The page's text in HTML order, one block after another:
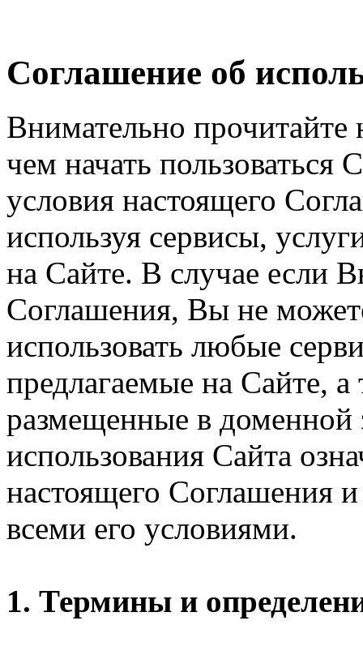
Соглашение об
Внимательно
чем начать
условия настоящего
используя сервисы,
на Сайте. В случае если
Соглашения, Вы не
использовать любые
предлагаемые на Сайте,
размещенные в доменной
использования Сайта
настоящего Соглашения
всеми его условиями.
1. Термины и